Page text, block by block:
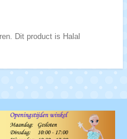
Dit product is Halal